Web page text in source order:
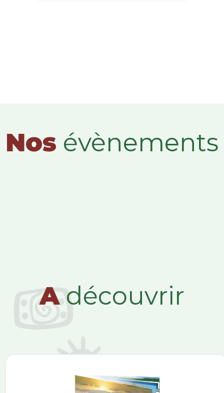
Nos évènements
Adécouvrir